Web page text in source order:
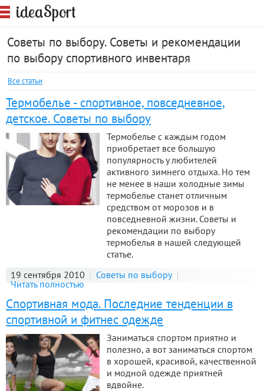
ideaSport
Советы по выбору. Советы и рекомендации
по выбору спортивного инвентаря
Все статьи
Термобелье - спортивное, повседневное,
детское. Советы по выбору
Термобелье с каждым годом
приобретает все большую
популярность у любителей
активного зимнего отдыха. Но тем
не менее в наши холодные зимы
термобелье станет отличным
средством от морозов и в
повседневной жизни. Советы и
рекомендации по выбору
термобелья в нашей следующей
статье.
19 сентября 2010
Советы по выбору
Читать полностью
Спортивная мода. Последние тенденции в
спортивной и фитнес одежде
Заниматься спортом приятно и
полезно, а вот заниматься спортом
в хорошей, красивой, качественной
и модной одежде приятней
вдвойне.